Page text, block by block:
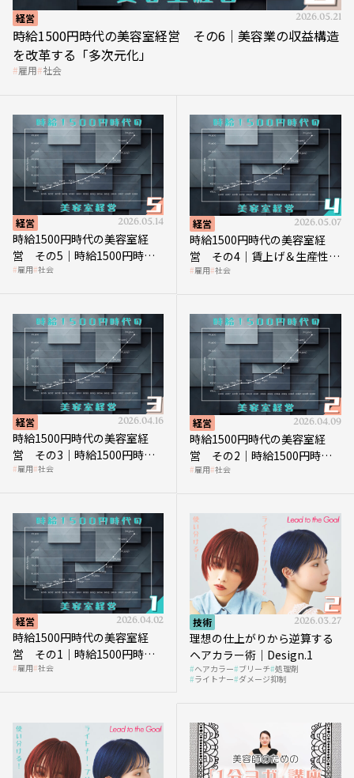
経営 2026.05.21
時給1500円時代の美容室経営 その6｜美容業の収益構造
を改革する「多次元化」
雇用 社会
経営 2026.05.14
時給1500円時代の美容室経
営 その5｜時給1500円時代
の到来は美容業の収益構造を
雇用 社会
経営 2026.05.07
時給1500円時代の美容室経
営 その4｜賃上げ＆生産性向
上につなげる賢い助成金活用
雇用 社会
経営 2026.04.16
時給1500円時代の美容室経
営 その3｜時給1500円時
代、美容業はどのような影響
雇用 社会
経営 2026.04.09
時給1500円時代の美容室経
営 その2｜時給1500円時代
に支払う給与はいくらなのか
雇用 社会
経営 2026.04.02
時給1500円時代の美容室経
営 その1｜時給1500円時代
へ向かう社会的背景
雇用 社会
技術 2026.03.27
理想の仕上がりから逆算する
ヘアカラー術｜Design.1
ヘアカラー ブリーチ 処理剤
ライトナー ダメージ抑制